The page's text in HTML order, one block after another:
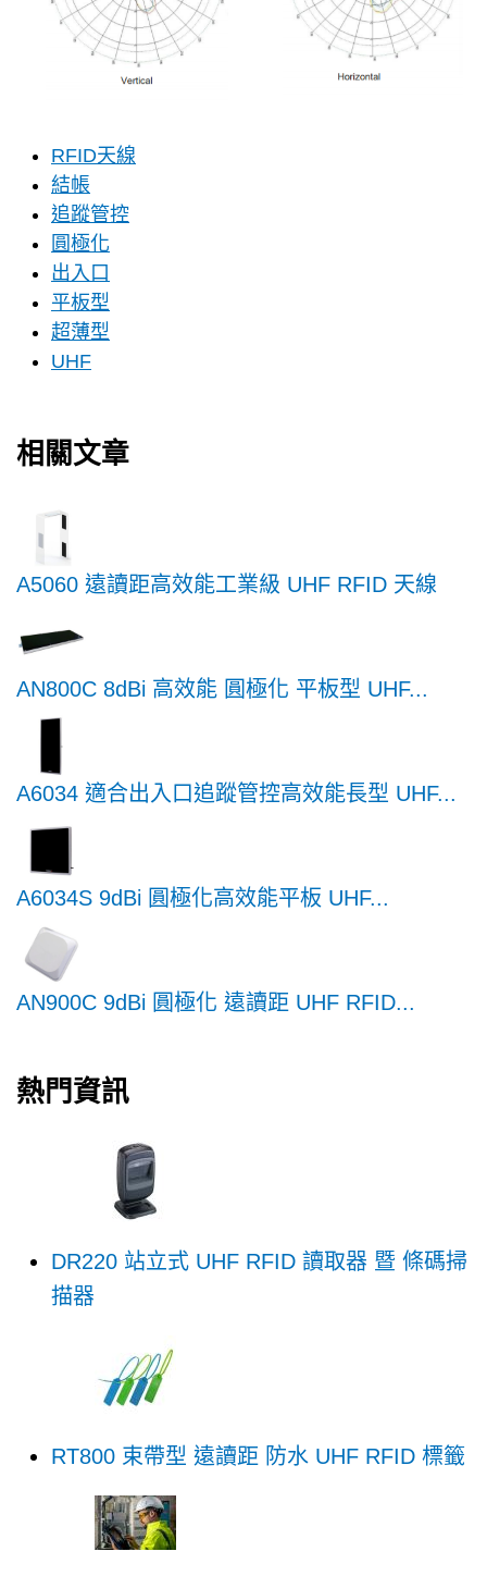
RFID天線
結帳
追蹤管控
圓極化
出入口
平板型
超薄型
UHF
相關文章
A5060 遠讀距高效能工業級 UHF RFID 天線
AN800C 8dBi 高效能 圓極化 平板型 UHF...
A6034 適合出入口追蹤管控高效能長型 UHF...
A6034S 9dBi 圓極化高效能平板 UHF...
AN900C 9dBi 圓極化 遠讀距 UHF RFID...
熱門資訊
DR220 站立式 UHF RFID 讀取器 暨 條碼掃
描器
RT800 束帶型 遠讀距 防水 UHF RFID 標籤